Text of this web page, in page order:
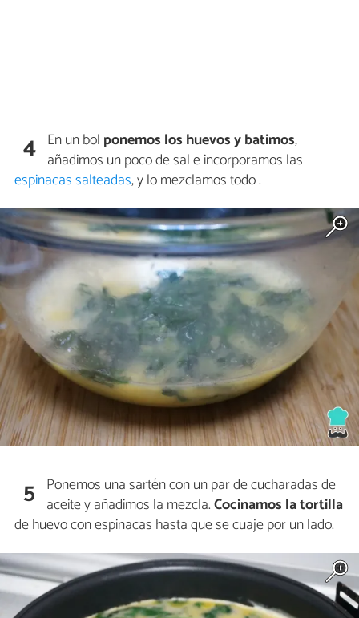
4 En un bol ponemos los huevos y batimos,
añadimos un poco de sal e incorporamos las
espinacas salteadas, y lo mezclamos todo .
5 Ponemos una sartén con un par de cucharadas de
aceite y añadimos la mezcla.Cocinamos la tortilla
de huevo con espinacas hasta que se cuaje por un lado.